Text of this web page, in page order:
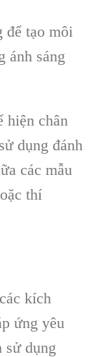
để tạo môi
ánh sáng
hiện chân
dụng đánh
các mẫu
thí
kích
ứng yêu
sử dụng